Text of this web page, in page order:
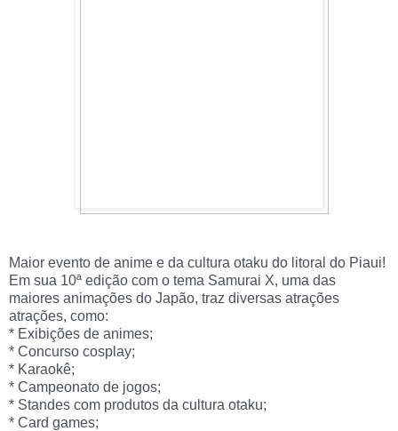
Maior evento de anime e da cultura otaku do litoral do Piaui!
Em sua 10ª edição com o tema Samurai X, uma das
maiores animações do Japão, traz diversas atrações
atrações, como:
* Exibições de animes;
* Concurso cosplay;
* Karaokê;
* Campeonato de jogos;
* Standes com produtos da cultura otaku;
* Card games;